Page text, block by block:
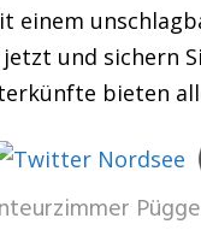
und sichern
bieten